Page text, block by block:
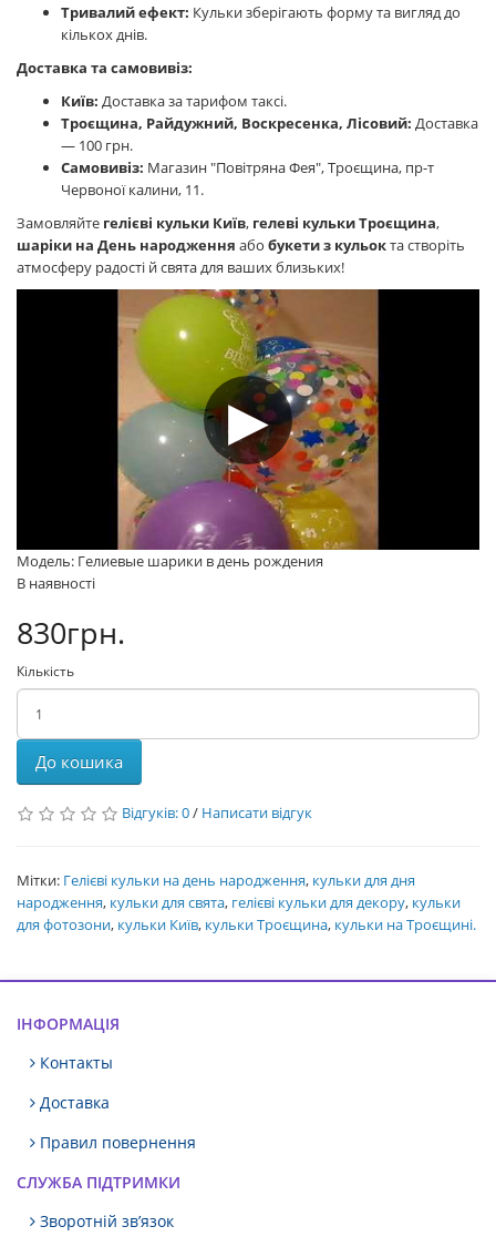
Тривалий ефект: Кульки зберігають форму та вигляд до
кількох днів.
Доставка та самовивіз:
Київ: Доставка за тарифом таксі.
Троєщина, Райдужний, Воскресенка, Лісовий: Доставка
— 100 грн.
Самовивіз: Магазин "Повітряна Фея", Троєщина, пр-т
Червоної калини, 11.
Замовляйте гелієві кульки Київ, гелеві кульки Троєщина,
шаріки на День народження або букети з кульокта створіть
атмосферу радості й свята для ваших близьких!
Модель: Гелиевые шарики в день рождения
В наявності
830грн.
Кількість
До кошика
Відгуків: 0/ Написати відгук
Мітки: Гелієві кульки на день народження, кульки для дня
народження, кульки для свята, гелієві кульки для декору, кульки
для фотозони, кульки Київ, кульки Троєщина, кульки на Троєщині.
ІНФОРМАЦІЯ
Контакты
Доставка
Правил повернення
СЛУЖБА ПІДТРИМКИ
Зворотній зв’язок